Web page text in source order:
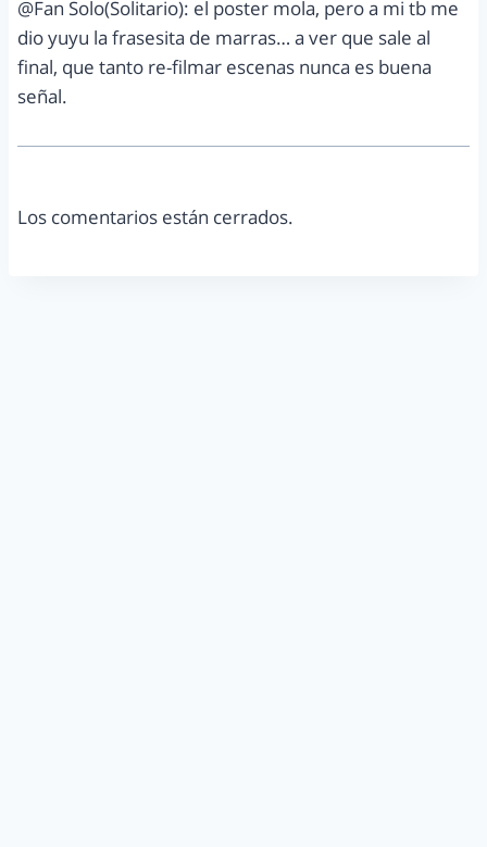
@Fan Solo(Solitario): el poster mola, pero a mi tb me
dio yuyu la frasesita de marras… a ver que sale al
final, que tanto re-filmar escenas nunca es buena
señal.
Los comentarios están cerrados.